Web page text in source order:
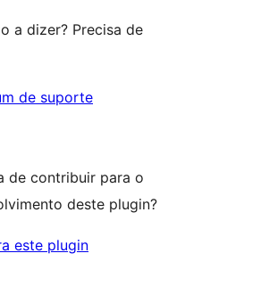
a dizer? Precisa de
de suporte
de contribuir para o
deste plugin?
este plugin